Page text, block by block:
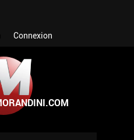
Connexion